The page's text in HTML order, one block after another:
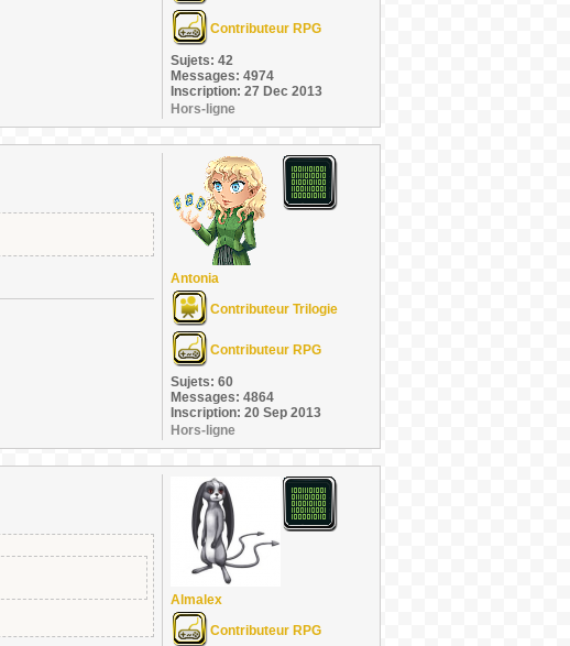
Contributeur RPG
Sujets: 42
Messages: 4974
Inscription: 27 Dec 2013
Hors-ligne
Antonia
Contributeur Trilogie
Contributeur RPG
Sujets: 60
Messages: 4864
Inscription: 20 Sep 2013
Hors-ligne
Almalex
Contributeur RPG